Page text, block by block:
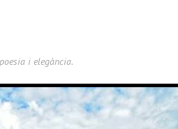
i elegància.